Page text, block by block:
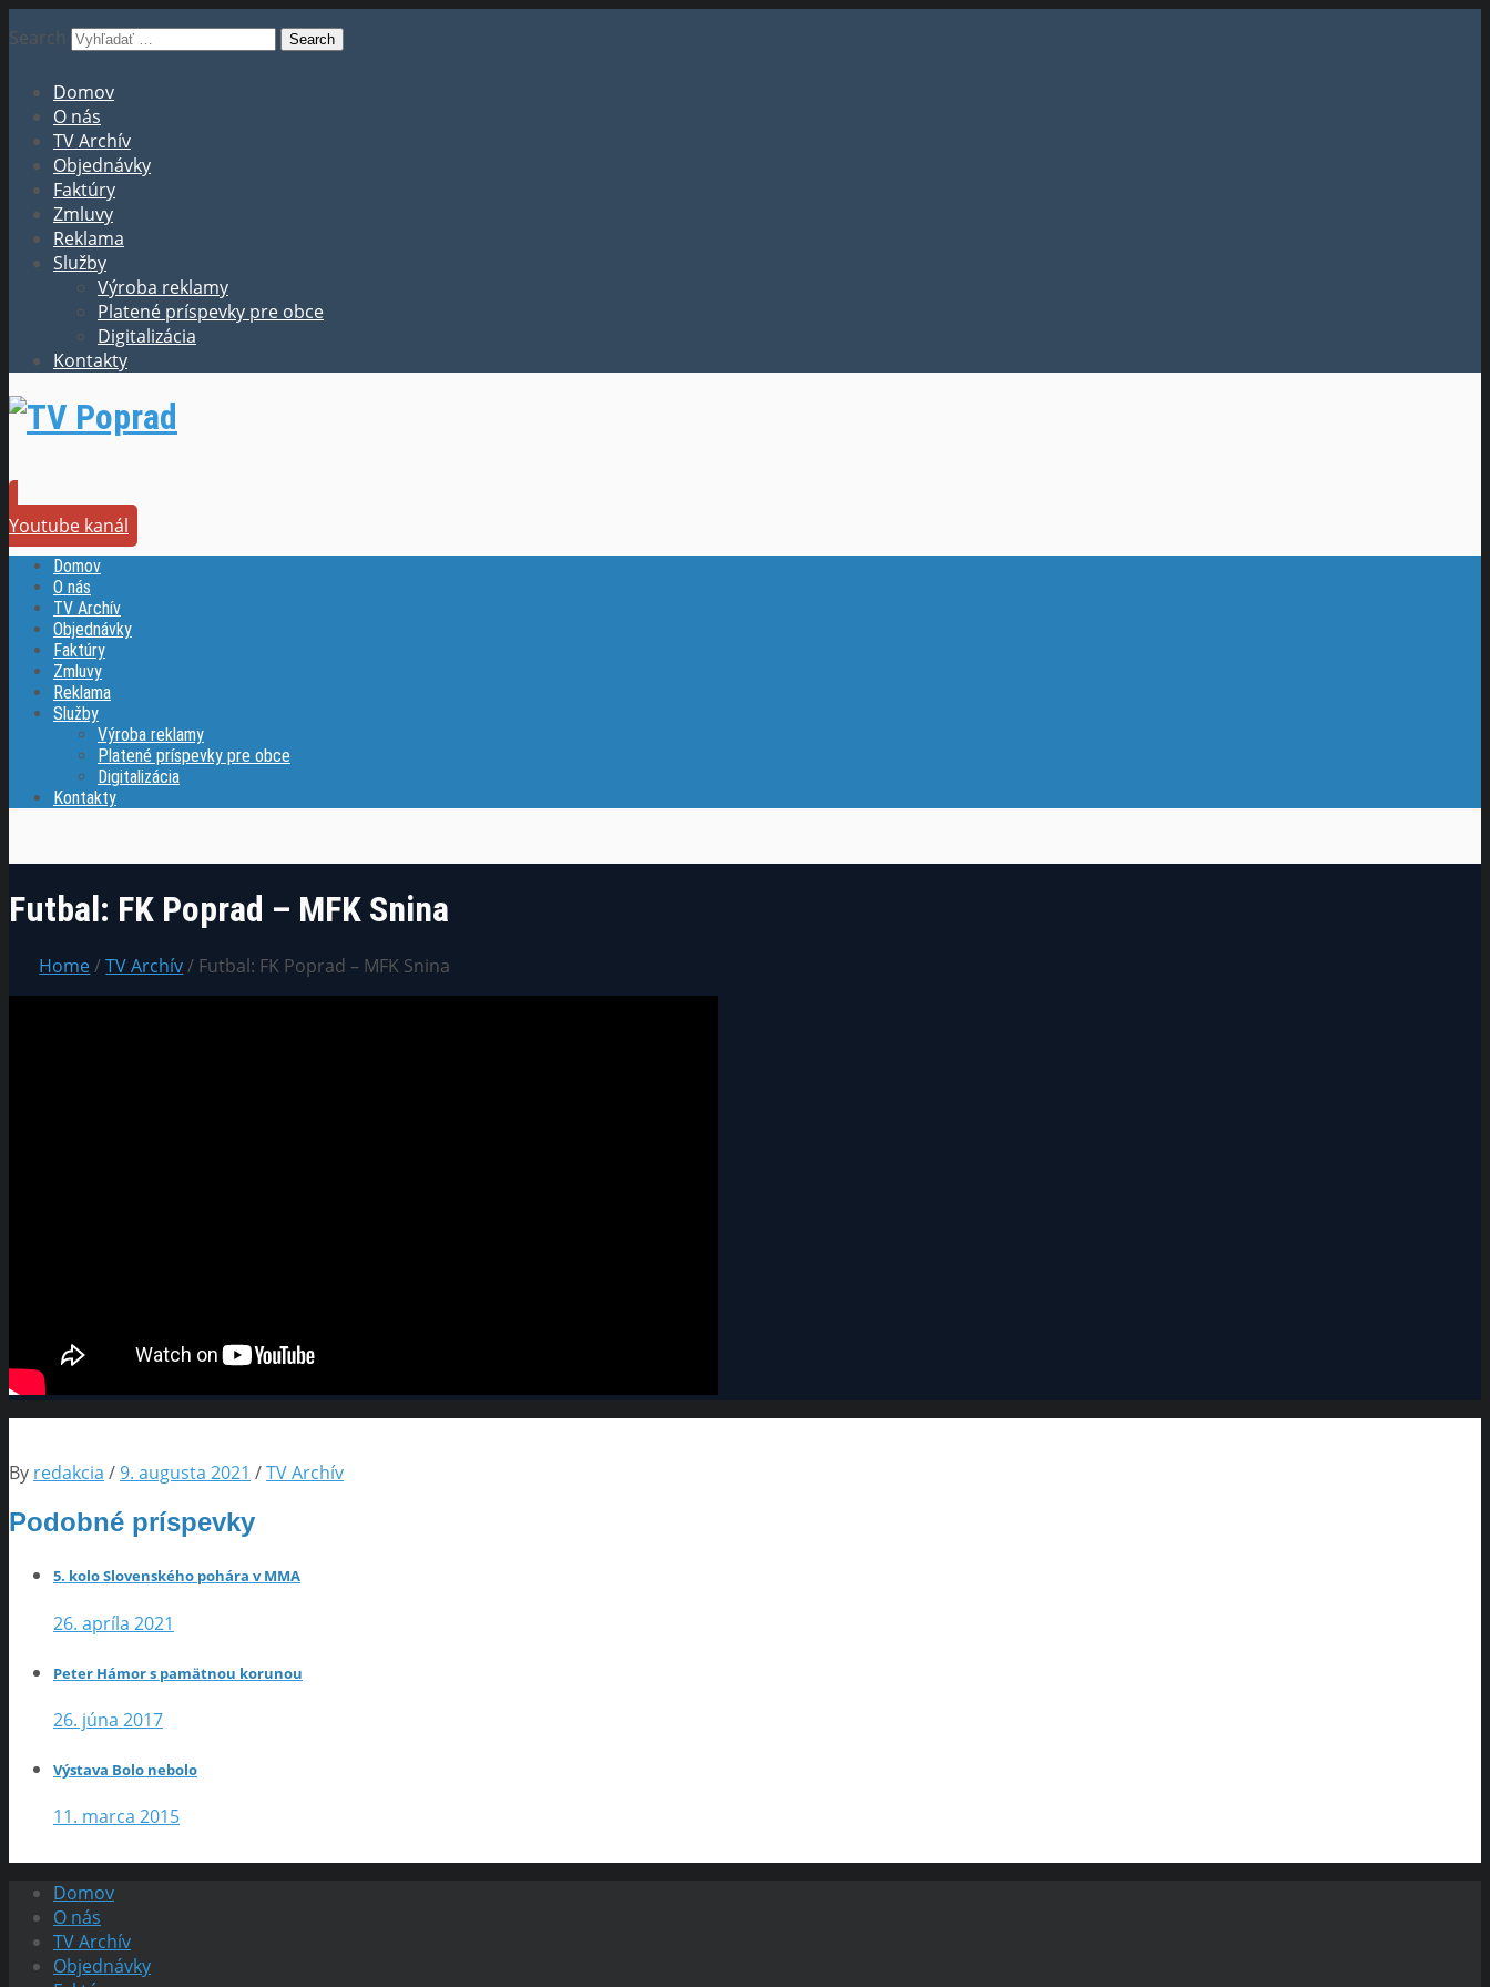
Search
Domov
O nás
TV Archív
Objednávky
Faktúry
Zmluvy
Reklama
Služby
Výroba reklamy
Platené príspevky pre obce
Digitalizácia
Kontakty
Youtube kanál
Domov
O nás
TV Archív
Objednávky
Faktúry
Zmluvy
Reklama
Služby
Výroba reklamy
Platené príspevky pre obce
Digitalizácia
Kontakty
Futbal: FK Poprad – MFK Snina
Home/TV Archív/ Futbal: FK Poprad – MFK Snina
By redakcia /9. augusta 2021 /TV Archív
Podobné príspevky
5. kolo Slovenského pohára v MMA
26. apríla 2021
Peter Hámor s pamätnou korunou
26. júna 2017
Výstava Bolo nebolo
11. marca 2015
Domov
O nás
TV Archív
Objednávky